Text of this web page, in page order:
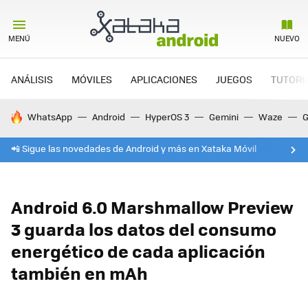
MENÚ NUEVO
ANÁLISIS MÓVILES APLICACIONES JUEGOS
HOY SE HABLA DE
WhatsApp Android HyperOS 3 Gemini Waze
📲 Sigue las novedades de Android y más en Xataka Móvil
Android 6.0 Marshmallow Preview
3 guarda los datos del consumo
energético de cada aplicación
también en mAh